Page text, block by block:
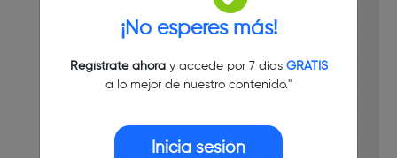
¡No esperes más!
Regístrate ahoray accede por 7 días GRATIS
a lo mejor de nuestro contenido."
Inicia sesión